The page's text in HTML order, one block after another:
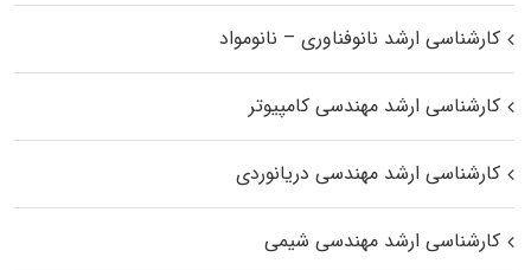
کارشناسی ارشد نانوفناوری – نانومواد
کارشناسی ارشد مهندسی کامپیوتر
کارشناسی ارشد مهندسی دریانوردی
کارشناسی ارشد مهندسی شیمی